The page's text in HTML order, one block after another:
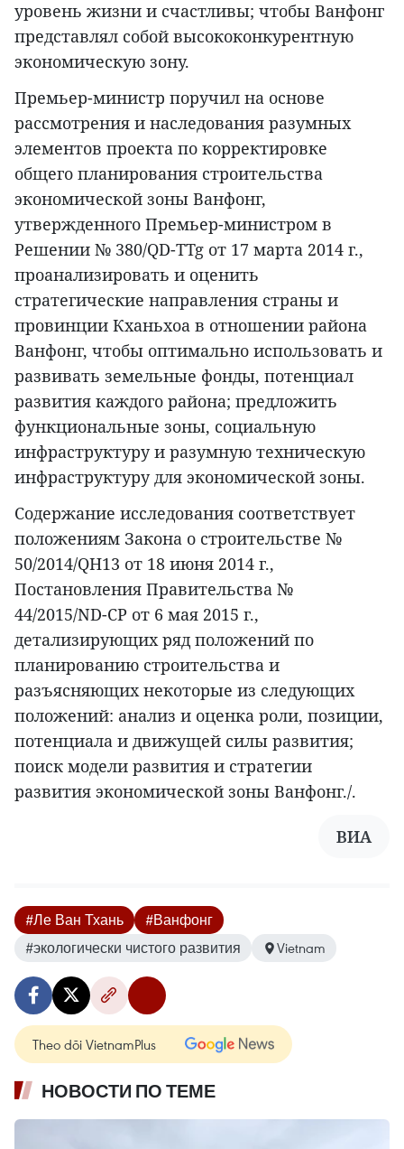
уровень жизни и счастливы; чтобы Ванфонг
представлял собой высококонкурентную
экономическую зону.
Премьер-министр поручил на основе
рассмотрения и наследования разумных
элементов проекта по корректировке
общего планирования строительства
экономической зоны Ванфонг,
утвержденного Премьер-министром в
Решении № 380/QD-TTg от 17 марта 2014 г.,
проанализировать и оценить
стратегические направления страны и
провинции Кханьхоа в отношении района
Ванфонг, чтобы оптимально использовать и
развивать земельные фонды, потенциал
развития каждого района; предложить
функциональные зоны, социальную
инфраструктуру и разумную техническую
инфраструктуру для экономической зоны.
Содержание исследования соответствует
положениям Закона о строительстве №
50/2014/QH13 от 18 июня 2014 г.,
Постановления Правительства №
44/2015/ND-CP от 6 мая 2015 г.,
детализирующих ряд положений по
планированию строительства и
разъясняющих некоторые из следующих
положений: анализ и оценка роли, позиции,
потенциала и движущей силы развития;
поиск модели развития и стратегии
развития экономической зоны Ванфонг./.
ВИА
#Ле Ван Тхань
#Ванфонг
#экологически чистого развития
Vietnam
Theo dõi VietnamPlus
НОВОСТИ ПО ТЕМЕ